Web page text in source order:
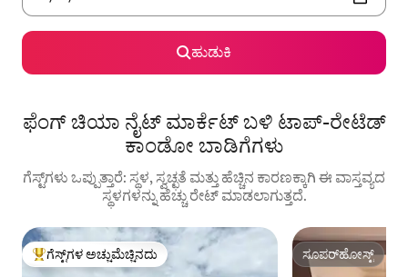
ಹುಡುಕಿ
ಫೆಂಗ್ ಚಿಯಾ ನೈಟ್ ಮಾರ್ಕೆಟ್ ಬಳಿ ಟಾಪ್-ರೇಟೆಡ್
ಕಾಂಡೋ ಬಾಡಿಗೆಗಳು
ಗೆಸ್ಟ್‌ಗಳು ಒಪ್ಪುತ್ತಾರೆ: ಸ್ಥಳ, ಸ್ವಚ್ಛತೆ ಮತ್ತು ಹೆಚ್ಚಿನ ಕಾರಣಕ್ಕಾಗಿ ಈ ವಾಸ್ತವ್ಯದ
ಸ್ಥಳಗಳನ್ನು ಹೆಚ್ಚು ರೇಟ್ ಮಾಡಲಾಗುತ್ತದೆ.
ಗೆಸ್ಟ್‌ಗಳಿಗೆ ಅತಿ ಹೆಚ್ಚು ಅಚ್ಚುಮೆಚ್ಚಿನದು
ಗೆಸ್ಟ್‌ಗಳ ಅಚ್ಚುಮೆಚ್ಚಿನದು ಸೂಪರ್‌ಹೋಸ್ಟ್
ಸೂಪರ್‌ಹೋಸ್ಟ್